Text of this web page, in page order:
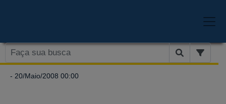
- 20/Maio/2008 00:00